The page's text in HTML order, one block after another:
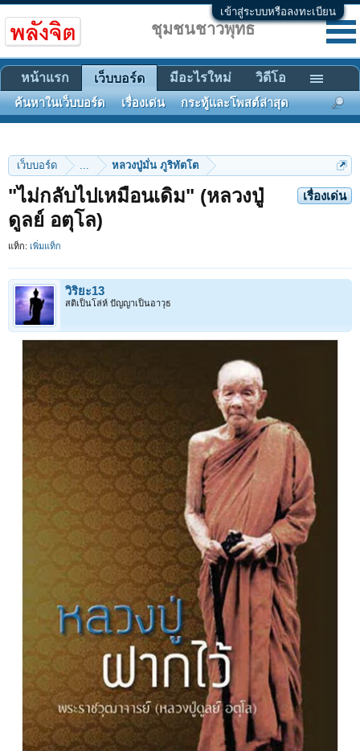
เข้าสู่ระบบหรือลงทะเบียน
เว็บบอร์ด ... หลวงปู่มั่น ภูริทัตโต
เรื่องเด่น
"ไม่กลับไปเหมือนเดิม" (หลวงปู่
ดูลย์ อตุโล)
แท็ก: เพิ่มแท็ก
วิริยะ13
สติเป็นโล่ห์ ปัญญาเป็นอาวุธ
ชุมชนชาวพุทธ
หน้าแรก เว็บบอร์ด
ค้นหาในเว็บบอร์ด เรื่องเด่น กระทู้และโพสต์ล่าสุด
มีอะไรใหม่ วิดีโอ